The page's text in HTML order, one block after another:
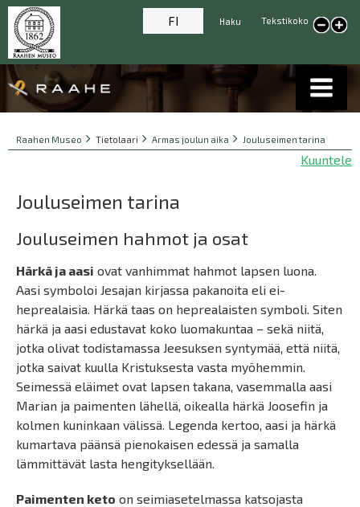
Tekstikoko
Pienennä tekstikokoa
Haku
FI
Breadcrumbs
You
Raahen Museo Tietolaari Armas joulun aika Jouluseimen tarina
Kuuntele
Jouluseimen tarina
Jouluseimen hahmot ja osat
Härkä ja aasi ovat vanhimmat hahmot lapsen luona.
Aasi symboloi Jesajan kirjassa pakanoita eli ei-
heprealaisia. Härkä taas on heprealaisten symboli. Siten
härkä ja aasi edustavat koko luomakuntaa – sekä niitä,
jotka olivat todistamassa Jeesuksen syntymää, että niitä,
jotka saivat kuulla Kristuksesta vasta myöhemmin.
Seimessä eläimet ovat lapsen takana, vasemmalla aasi
Marian ja paimenten lähellä, oikealla härkä Joosefin ja
kolmen kuninkaan välissä. Legenda kertoo, aasi ja härkä
kumartava päänsä pienokaisen edessä ja samalla
lämmittävät lasta hengityksellään.
Paimenten keto on seimiasetelmassa katsojasta